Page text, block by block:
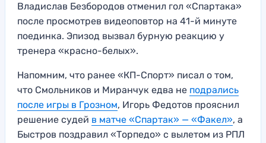
Владислав Безбородов отменил гол «Спартака»
после просмотрев видеоповтор на 41-й минуте
поединка. Эпизод вызвал бурную реакцию у
тренера «красно-белых».
Напомним, что ранее «КП-Спорт» писал о том,
что Смольников и Миранчук едва не подрались
после игры в Грозном, Игорь Федотов прояснил
решение судей в матче «Спартак» — «Факел», а
Быстров поздравил «Торпедо» с вылетом из РПЛ